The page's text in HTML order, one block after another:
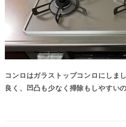
コンロはガラストップコンロにしま
良く、凹凸も少なく掃除もしやすい